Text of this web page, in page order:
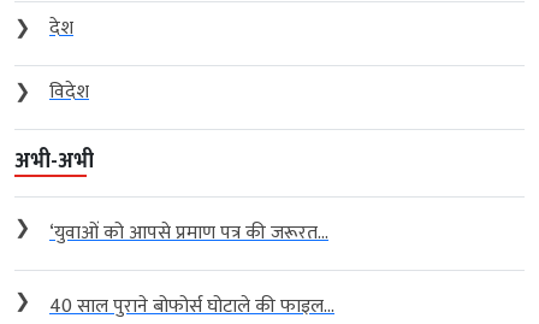
❯
देश
❯
विदेश
अभी-अभी
❯ ‘युवाओं को आपसे प्रमाण पत्र की जरूरत...
❯ 40 साल पुराने बोफोर्स घोटाले की फाइल...